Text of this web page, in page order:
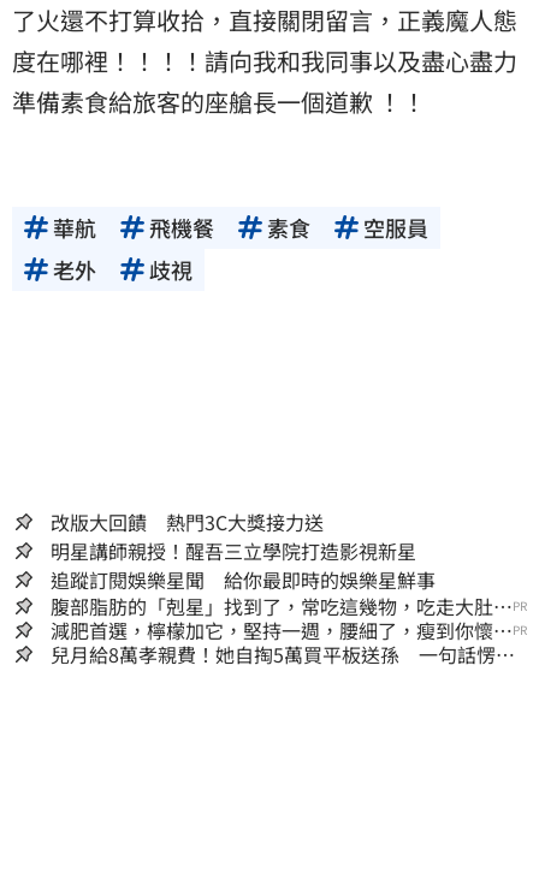
了火還不打算收拾，直接關閉留言，正義魔人態
度在哪裡！！！！請向我和我同事以及盡心盡力
準備素食給旅客的座艙長一個道歉 ！！
華航 飛機餐 素食
空服員
老外
歧視
改版大回饋 熱門3C大獎接力送
明星講師親授！醒吾三立學院打造影視新星
追蹤訂閱娛樂星聞 給你最即時的娛樂星鮮事
腹部脂肪的「剋星」找到了，常吃這幾物，吃走大肚
囊，瘦出小蠻腰
PR
減肥首選，檸檬加它，堅持一週，腰細了，瘦到你懷疑
人生
PR
兒月給8萬孝親費！她自掏5萬買平板送孫 一句話愣原